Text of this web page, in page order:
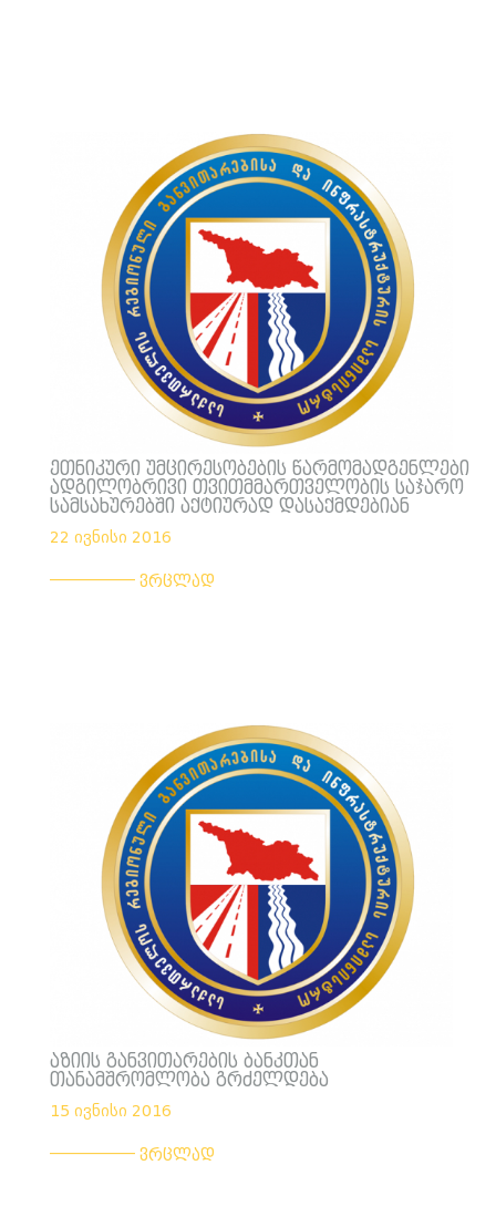
ეთნიკური უმცირესობების წარმომადგენლები
ადგილობრივი თვითმმართველობის საჯარო
სამსახურებში აქტიურად დასაქმდებიან
22 ივნისი 2016
ვრცლად
აზიის განვითარების ბანკთან
თანამშრომლობა გრძელდება
15 ივნისი 2016
ვრცლად